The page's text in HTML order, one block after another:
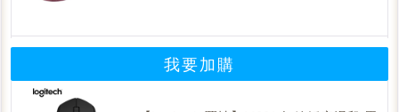
我要加購